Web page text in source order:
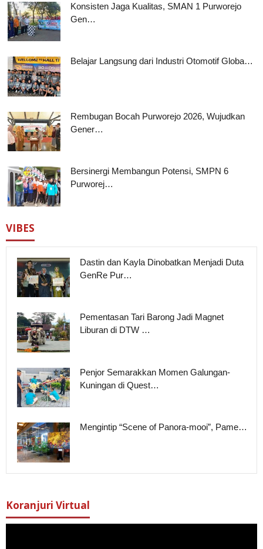
Konsisten Jaga Kualitas, SMAN 1 Purworejo
Gen…
Belajar Langsung dari Industri Otomotif Globa…
Rembugan Bocah Purworejo 2026, Wujudkan
Gener…
Bersinergi Membangun Potensi, SMPN 6
Purworej…
VIBES
Dastin dan Kayla Dinobatkan Menjadi Duta
GenRe Pur…
Pementasan Tari Barong Jadi Magnet
Liburan di DTW …
Penjor Semarakkan Momen Galungan-
Kuningan di Quest…
Mengintip “Scene of Panora-mooi”, Pame…
Koranjuri Virtual